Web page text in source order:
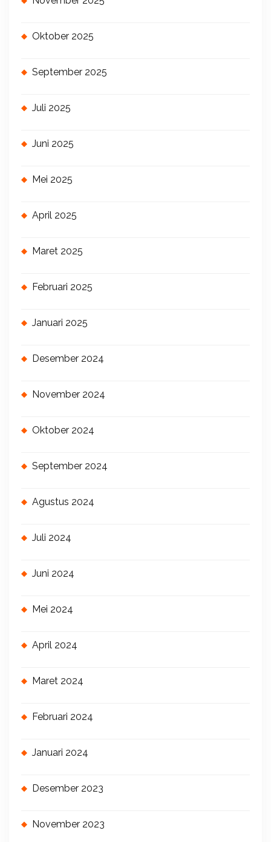
Oktober 2025
September 2025
Juli 2025
Juni 2025
Mei 2025
April 2025
Maret 2025
Februari 2025
Januari 2025
Desember 2024
November 2024
Oktober 2024
September 2024
Agustus 2024
Juli 2024
Juni 2024
Mei 2024
April 2024
Maret 2024
Februari 2024
Januari 2024
Desember 2023
November 2023